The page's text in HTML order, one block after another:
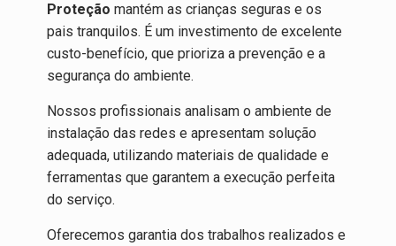
Proteção mantém as crianças seguras e os
pais tranquilos. É um investimento de excelente
custo-benefício, que prioriza a prevenção e a
segurança do ambiente.
Nossos profissionais analisam o ambiente de
instalação das redes e apresentam solução
adequada, utilizando materiais de qualidade e
ferramentas que garantem a execução perfeita
do serviço.
Oferecemos garantia dos trabalhos realizados e